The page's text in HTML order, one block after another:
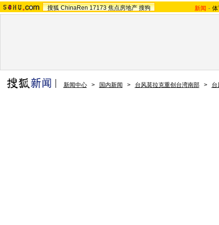
搜狐 ChinaRen 17173 焦点房地产 搜狗 新闻 -
新闻中心 > 国内新闻 > 台风莫拉克重创台湾南部 > 台